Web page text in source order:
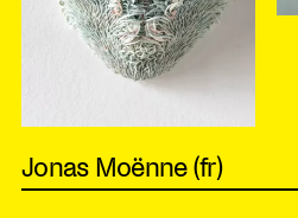
Jonas Moënne (fr)